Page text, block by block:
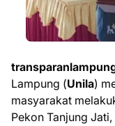
Lampung (Unila)
masyarakat
Pekon Tanjung